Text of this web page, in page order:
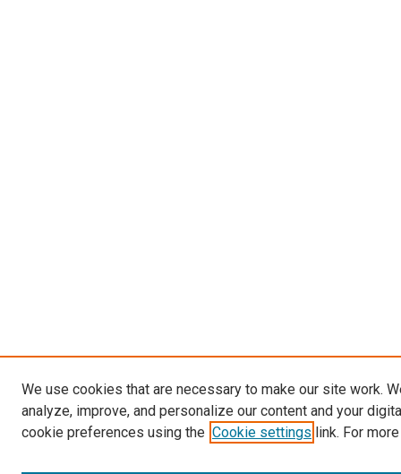
We use cookies that are necessary to make our site work.
analyze, improve, and personalize our content and your
cookie preferences using the Cookie settings link. For